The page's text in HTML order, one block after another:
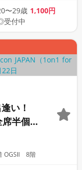
〜29歳 1,100円
付中
い！
席半個
開催地住所：東京都台東区上野4丁目6-4 OGSⅡ8階 OGSⅡ 8階